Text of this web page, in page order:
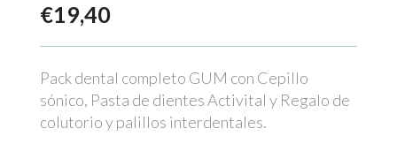
€19,40
Pack dental completo GUM con Cepillo
sónico, Pasta de dientes Activital y Regalo de
colutorio y palillos interdentales.